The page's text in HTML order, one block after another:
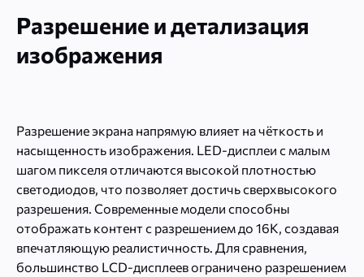
Разрешение и детализация
изображения
Разрешение экрана напрямую влияет на чёткость и
насыщенность изображения. LED-дисплеи с малым
шагом пикселя отличаются высокой плотностью
светодиодов, что позволяет достичь сверхвысокого
разрешения. Современные модели способны
отображать контент с разрешением до 16K, создавая
впечатляющую реалистичность. Для сравнения,
большинство LCD-дисплеев ограничено разрешением